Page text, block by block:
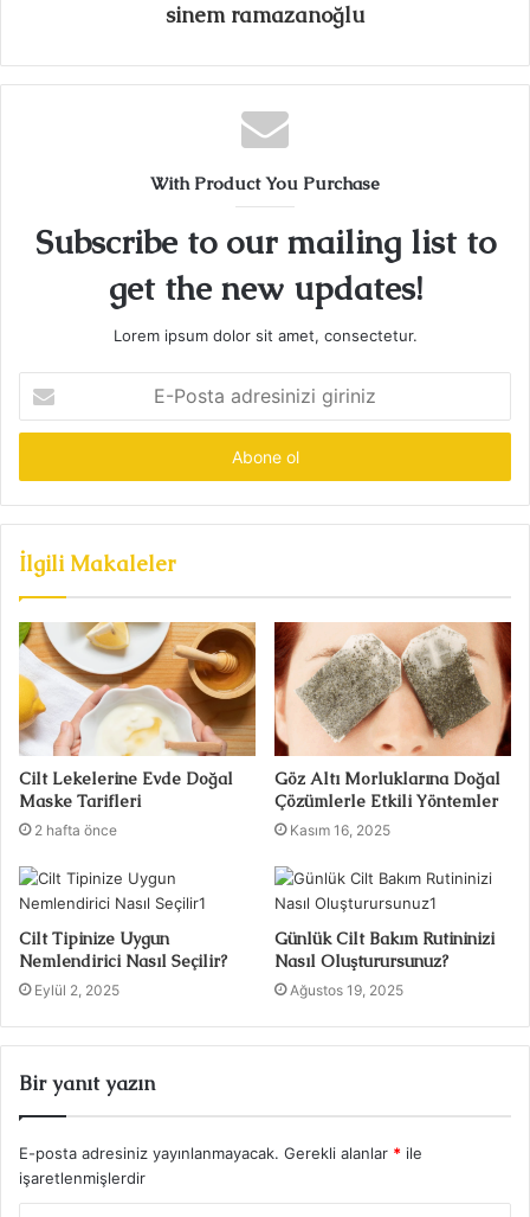
sinem ramazanoğlu
With Product You Purchase
Subscribe to our mailing list to
get the new updates!
Lorem ipsum dolor sit amet, consectetur.
Posta
adresinizi
İlgili Makaleler
Cilt Lekelerine Evde Doğal
Maske Tarifleri
2 hafta önce
Göz Altı Morluklarına Doğal
Çözümlerle Etkili Yöntemler
Kasım 16, 2025
Cilt Tipinize Uygun
Nemlendirici Nasıl Seçilir?
Eylül 2, 2025
Günlük Cilt Bakım Rutininizi
Nasıl Oluşturursunuz?
Ağustos 19, 2025
Bir yanıt yazın
E-posta adresiniz yayınlanmayacak. Gerekli alanlar * ile
işaretlenmişlerdir